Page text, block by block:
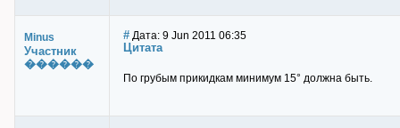
Minus
Участник
������
# Дата: 9 Jun 2011 06:35
Цитата
По грубым прикидкам минимум 15° должна быть.